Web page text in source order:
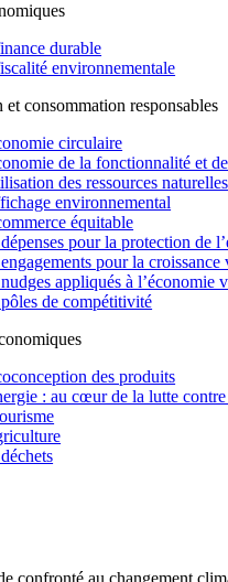
durable
environnementale
et consommation responsables
circulaire
de la fonctionnalité et
des ressources naturelles
environnemental
équitable
pour la protection de
pour la
appliqués à l’économie
de compétitivité
des produits
: au cœur de la lutte
confronté au changement